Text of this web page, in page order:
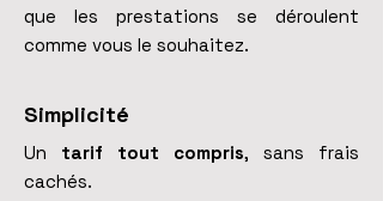
que les prestations se déroulent
comme vous le souhaitez.
Simplicité
Un tarif tout compris, sans frais
cachés.